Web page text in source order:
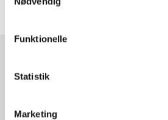
Funktionelle
Statistik
Marketing
Artikler med samme emner